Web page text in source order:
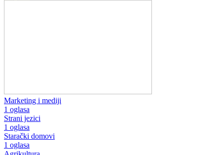
Marketing i mediji
1 oglasa
Strani jezici
1 oglasa
Starački domovi
1 oglasa